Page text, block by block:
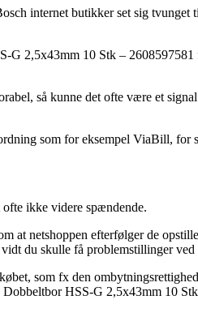
internet butikker set sig tvunget
2,5x43mm 10 Stk –
så kunne det ofte være et
som for eksempel ViaBill, for
ofte ikke videre spændende.
netshoppen efterfølger de
du skulle få problemstillinger
som fx den
Dobbeltbor HSS-G 2,5x43mm 10